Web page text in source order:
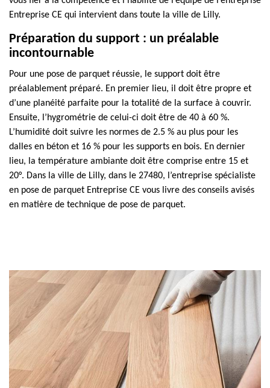
Entreprise CE qui intervient dans toute la ville de Lilly.
Préparation du support : un préalable
incontournable
Pour une pose de parquet réussie, le support doit être
préalablement préparé. En premier lieu, il doit être propre et
d’une planéité parfaite pour la totalité de la surface à couvrir.
Ensuite, l’hygrométrie de celui-ci doit être de 40 à 60 %.
L’humidité doit suivre les normes de 2.5 % au plus pour les
dalles en béton et 16 % pour les supports en bois. En dernier
lieu, la température ambiante doit être comprise entre 15 et
20°. Dans la ville de Lilly, dans le 27480, l’entreprise spécialiste
en pose de parquet Entreprise CE vous livre des conseils avisés
en matière de technique de pose de parquet.